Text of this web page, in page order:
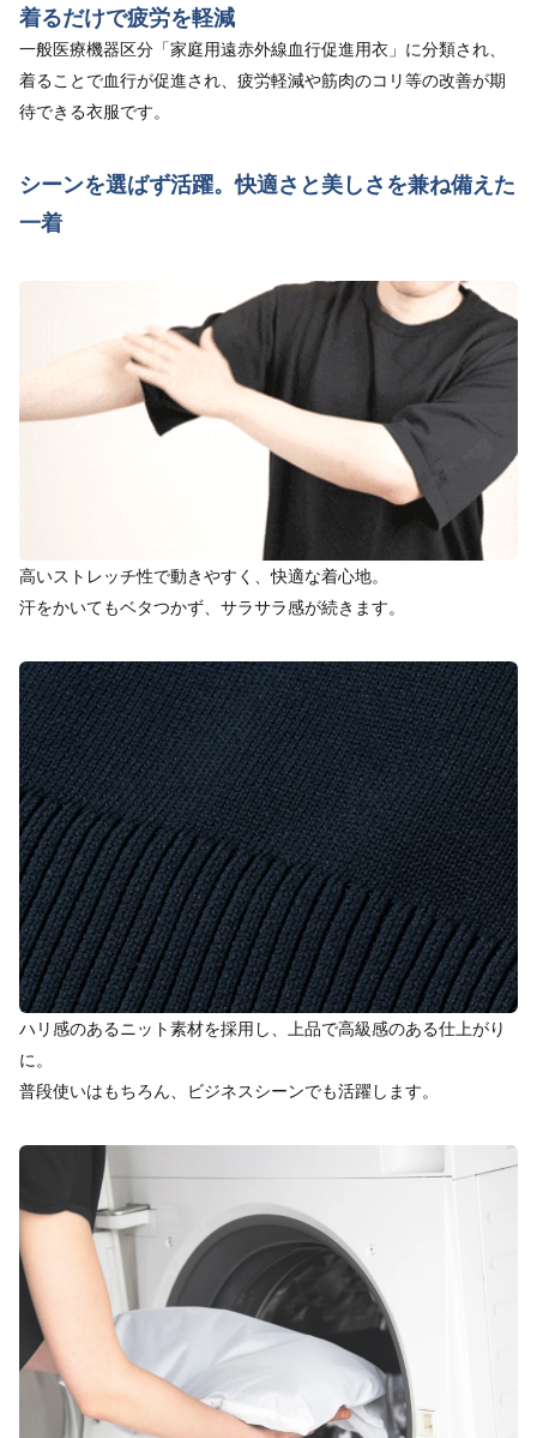
着るだけで疲労を軽減
一般医療機器区分「家庭用遠赤外線血行促進用衣」に分類され、
着ることで血行が促進され、疲労軽減や筋肉のコリ等の改善が期
待できる衣服です。
シーンを選ばず活躍。快適さと美しさを兼ね備えた
一着
高いストレッチ性で動きやすく、快適な着心地。
汗をかいてもベタつかず、サラサラ感が続きます。
ハリ感のあるニット素材を採用し、上品で高級感のある仕上がり
に。
普段使いはもちろん、ビジネスシーンでも活躍します。